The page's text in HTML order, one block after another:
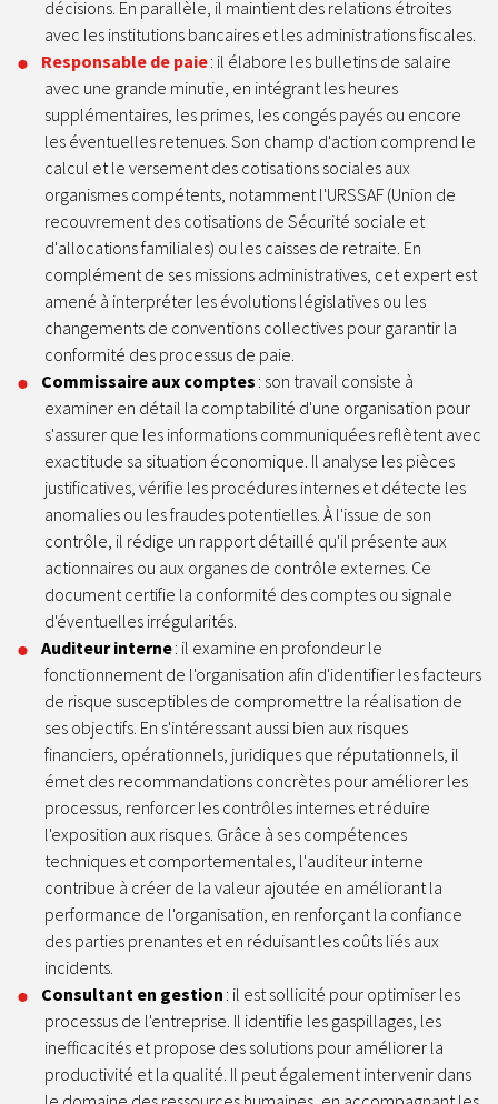
décisions. En parallèle, il maintient des relations étroites
avec les institutions bancaires et les administrations fiscales.
Responsable de paie: il élabore les bulletins de salaire
avec une grande minutie, en intégrant les heures
supplémentaires, les primes, les congés payés ou encore
les éventuelles retenues. Son champ d'action comprend le
calcul et le versement des cotisations sociales aux
organismes compétents, notamment l'URSSAF (Union de
recouvrement des cotisations de Sécurité sociale et
d'allocations familiales) ou les caisses de retraite. En
complément de ses missions administratives, cet expert est
amené à interpréter les évolutions législatives ou les
changements de conventions collectives pour garantir la
conformité des processus de paie.
Commissaire aux comptes : son travail consiste à
examiner en détail la comptabilité d'une organisation pour
s'assurer que les informations communiquées reflètent avec
exactitude sa situation économique. Il analyse les pièces
justificatives, vérifie les procédures internes et détecte les
anomalies ou les fraudes potentielles. À l'issue de son
contrôle, il rédige un rapport détaillé qu'il présente aux
actionnaires ou aux organes de contrôle externes. Ce
document certifie la conformité des comptes ou signale
d'éventuelles irrégularités.
Auditeur interne: il examine en profondeur le
fonctionnement de l'organisation afin d'identifier les facteurs
de risque susceptibles de compromettre la réalisation de
ses objectifs. En s'intéressant aussi bien aux risques
financiers, opérationnels, juridiques que réputationnels, il
émet des recommandations concrètes pour améliorer les
processus, renforcer les contrôles internes et réduire
l'exposition aux risques. Grâce à ses compétences
techniques et comportementales, l'auditeur interne
contribue à créer de la valeur ajoutée en améliorant la
performance de l'organisation, en renforçant la confiance
des parties prenantes et en réduisant les coûts liés aux
incidents.
Consultant en gestion : il est sollicité pour optimiser les
processus de l'entreprise. Il identifie les gaspillages, les
inefficacités et propose des solutions pour améliorer la
productivité et la qualité. Il peut également intervenir dans